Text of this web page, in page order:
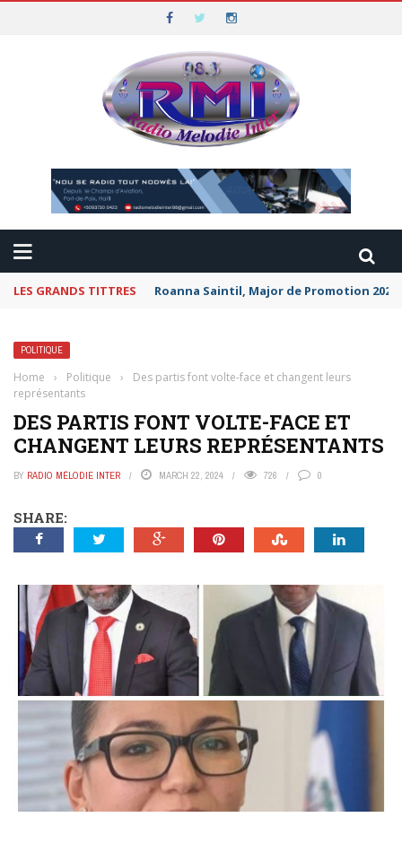
LES GRANDS TITTRES Roanna Saintil, Major de Promotion
POLITIQUE
Home › Politique ›
Des partis font volte-face et changent leurs
représentants
DES PARTIS FONT VOLTE-FACE ET
CHANGENT LEURS REPRÉSENTANTS
BY RADIO MÉLODIE INTER MARCH 22, 2024 726 0
SHARE: